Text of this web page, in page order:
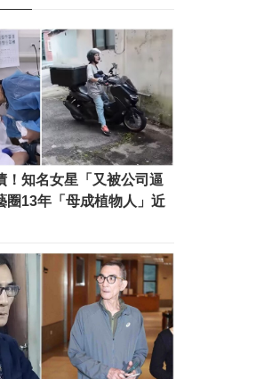
！知名女星「又被公司逼
13年「母成植物人」近